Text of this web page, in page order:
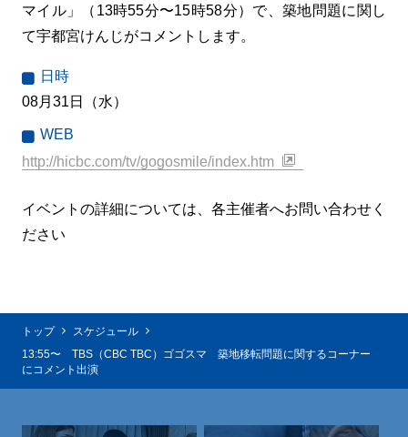
マイル」（13時55分〜15時58分）で、築地問題に関し
て宇都宮けんじがコメントします。
日時
08月31日（水）
WEB
http://hicbc.com/tv/gogosmile/index.htm
イベントの詳細については、各主催者へお問い合わせく
ださい
トップ
スケジュール
13:55〜 TBS（CBC TBC）ゴゴスマ 築地移転問題に関するコーナー
にコメント出演